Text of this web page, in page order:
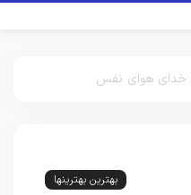
خدای هوای نفس
بهترین بهترینها